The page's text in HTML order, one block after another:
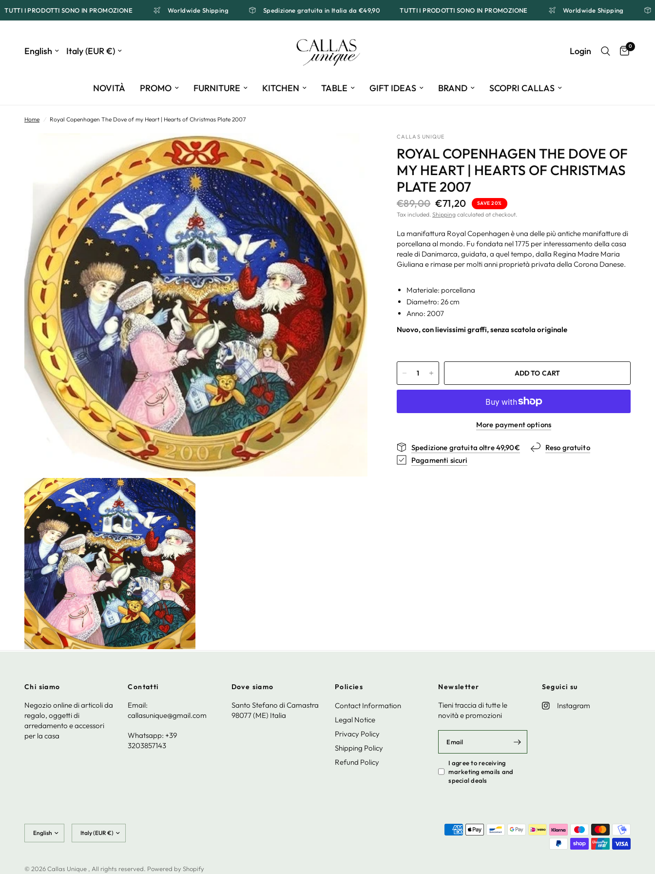
TUTTI I PRODOTTI SONO IN PROMOZIONE Worldwide Shipping Spedizione gratuita in Italia da €49,90 TUTTI I PRODOTTI SONO IN PROMOZIONE Worldwide Shipping
Update
country/region
Update
country/region
Login 0
NOVITÀ PROMO FURNITURE KITCHEN TABLE GIFT IDEAS BRAND SCOPRI CALLAS
Home / Royal Copenhagen The Dove of my Heart | Hearts of Christmas Plate 2007
CALLAS UNIQUE
ROYAL COPENHAGEN THE DOVE OF
MY HEART | HEARTS OF CHRISTMAS
PLATE 2007
€89,00 €71,20 SAVE 20%
Tax included. Shipping calculated at checkout.
La manifattura Royal Copenhagen è una delle più antiche manifatture di
porcellana al mondo. Fu fondata nel 1775 per interessamento della casa
reale di Danimarca, guidata, a quel tempo, dalla Regina Madre Maria
Giuliana e rimase per molti anni proprietà privata della Corona Danese.
Materiale: porcellana
Diametro: 26 cm
Anno: 2007
Nuovo, con lievissimi graffi, senza scatola originale
ADD TO CART
More payment options
Spedizione gratuita oltre 49,90€
Reso gratuito
Pagamenti sicuri
Chi siamo
Negozio online di articoli da
regalo, oggetti di
arredamento e accessori
per la casa
Contatti
Email:
callasunique@gmail.com
Whatsapp: +39
3203857143
Dove siamo
Santo Stefano di Camastra
98077 (ME) Italia
Policies
Contact Information
Legal Notice
Privacy Policy
Shipping Policy
Refund Policy
Newsletter
Tieni traccia di tutte le
novità e promozioni
Email
I agree to receiving
marketing emails and
special deals
Seguici su
Instagram
country/region
country/region
© 2026 Callas Unique , All rights reserved. Powered by Shopify